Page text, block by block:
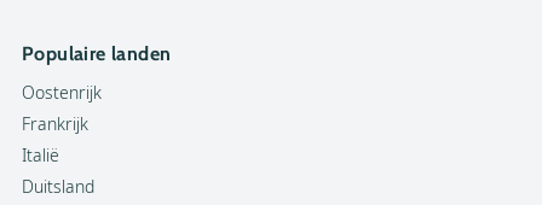
Populaire landen
Oostenrijk
Frankrijk
Italië
Duitsland